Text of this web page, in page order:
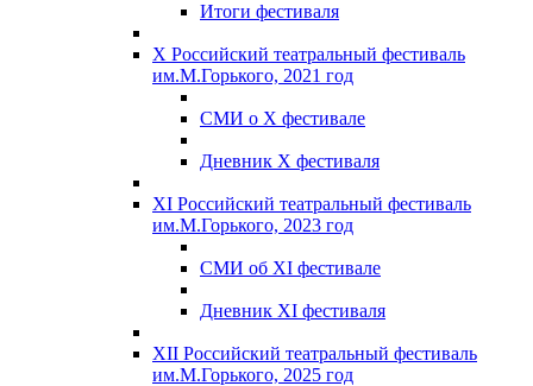
Итоги фестиваля
X Российский театральный фестиваль
им.М.Горького, 2021 год
СМИ о X фестивале
Дневник X фестиваля
XI Российский театральный фестиваль
им.М.Горького, 2023 год
СМИ об XI фестивале
Дневник XI фестиваля
XII Российский театральный фестиваль
им.М.Горького, 2025 год